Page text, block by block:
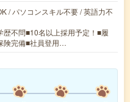
/ パソコンスキル不要 / 英語力不
不問■10名以上採用予定！■履
険完備■社員登用…